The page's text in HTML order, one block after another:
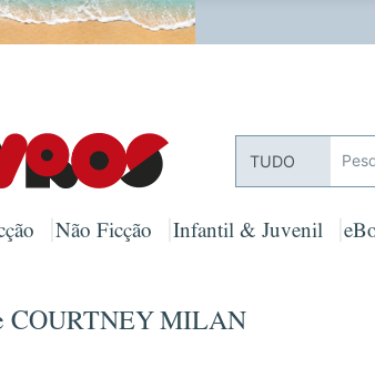
PORTES
TUDO
Não Ficção Infantil & Juvenil
COURTNEY MILAN